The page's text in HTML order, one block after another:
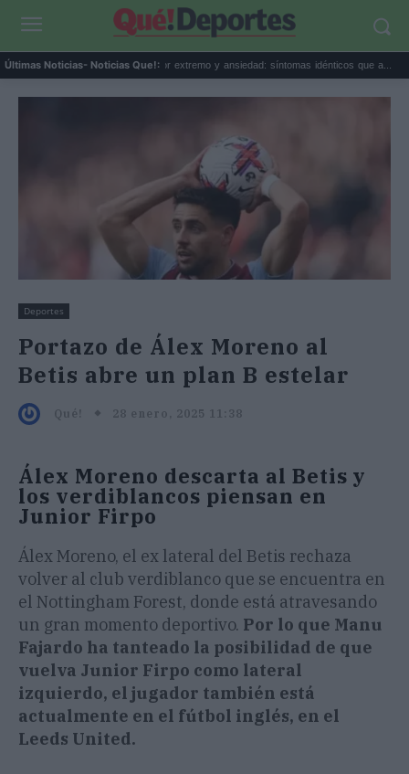
Últimas Noticias- Noticias Que!:
Calor extremo y ansiedad: síntomas idénticos que a... El
Deportes
Portazo de Álex Moreno al
Betis abre un plan B estelar
Qué! 28 enero, 2025 11:38
Álex Moreno descarta al Betis y
los verdiblancos piensan en
Junior Firpo
Álex Moreno, el ex lateral del Betis rechaza
volver al club verdiblanco que se encuentra en
el Nottingham Forest, donde está atravesando
un gran momento deportivo. Por lo que Manu
Fajardo ha tanteado la posibilidad de que
vuelva Junior Firpo como lateral
izquierdo, el jugador también está
actualmente en el fútbol inglés, en el
Leeds United.